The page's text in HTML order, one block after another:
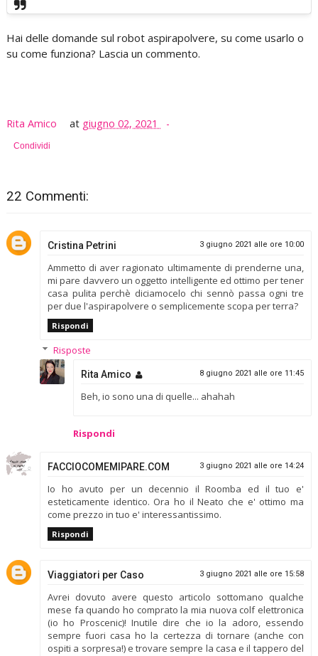
Hai delle domande sul robot aspirapolvere, su come usarlo o
su come funziona? Lascia un commento.
Rita Amico at giugno 02, 2021
Condividi
22 Commenti:
Cristina Petrini 3 giugno 2021 alle ore 10:00
Ammetto di aver ragionato ultimamente di prenderne una,
mi pare davvero un oggetto intelligente ed ottimo per tener
casa pulita perchè diciamocelo chi sennò passa ogni tre
per due l'aspirapolvere o semplicemente scopa per terra?
Rispondi
Risposte
Rita Amico 8 giugno 2021 alle ore 11:45
Beh, io sono una di quelle... ahahah
Rispondi
FACCIOCOMEMIPARE.COM 3 giugno 2021 alle ore 14:24
Io ho avuto per un decennio il Roomba ed il tuo e'
esteticamente identico. Ora ho il Neato che e' ottimo ma
come prezzo in tuo e' interessantissimo.
Rispondi
Viaggiatori per Caso 3 giugno 2021 alle ore 15:58
Avrei dovuto avere questo articolo sottomano qualche
mese fa quando ho comprato la mia nuova colf elettronica
(io ho Proscenic)! Inutile dire che io la adoro, essendo
sempre fuori casa ho la certezza di tornare (anche con
ospiti a sorpresa!) e trovare sempre la casa e il tappero del